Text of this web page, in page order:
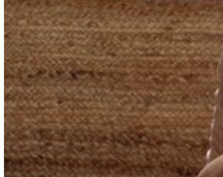
Le « retrait des sens » est en quelque sorte la porte d’entrée vers
l’intériorité. Nos sens nous mettent en relation avec le monde,
constamment à l’affût d’informations à nous transmettre. C’est leur
rôle et ils le remplissent bien. Si bien qu’ils interfèrent naturellement
avec la démarche d’exploration intérieure, la rendant plus laborieuse
et moins bénéfique. Les niveaux de pratique davantage extérieurs,
tels que les postures et la respiration,préparent ultimement à l’écoute
intérieure, elle-même indispensable à la concentration et à l’état
méditatif, comme s’il s’agissait d’un sas entre deux univers.
En plus des postures et des respirations, trois grandes formes de
méditation, soit celles de la pleine conscience, avec focalisation et
avec
visualisation, seront présentées et explorées pendant la retraite,
avec douceur et bienveillance. Ces approches ont en commun de
rediriger l’attention de l’extérieur vers l’intérieur, favorisant un
regard neutre et sans jugement sur ce qui s’y passe, avec une forme
de distance bienfaisante.
Les sens ainsi mis au repos agiront avec
davantage d’acuité aux moments opportuns.